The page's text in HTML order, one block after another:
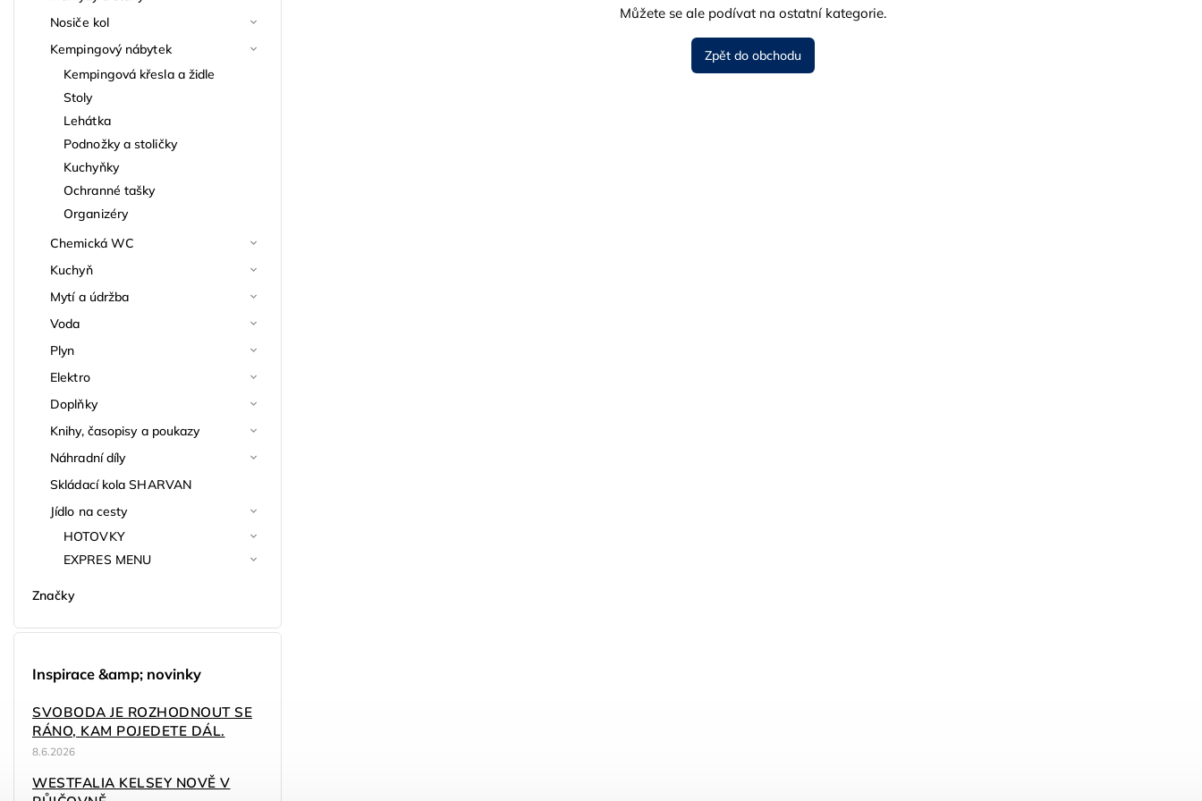
Nosiče kol
Kempingový nábytek
Kempingová křesla a židle
Stoly
Lehátka
Podnožky a stoličky
Kuchyňky
Ochranné tašky
Organizéry
Chemická WC
Kuchyň
Mytí a údržba
Voda
Plyn
Elektro
Doplňky
Knihy, časopisy a poukazy
Náhradní díly
Skládací kola SHARVAN
Jídlo na cesty
HOTOVKY
EXPRES MENU
Značky
Inspirace &amp; novinky
SVOBODA JE ROZHODNOUT SE
RÁNO, KAM POJEDETE DÁL.
8.6.2026
WESTFALIA KELSEY NOVĚ V
Můžete se ale podívat na ostatní kategorie.
Zpět do obchodu